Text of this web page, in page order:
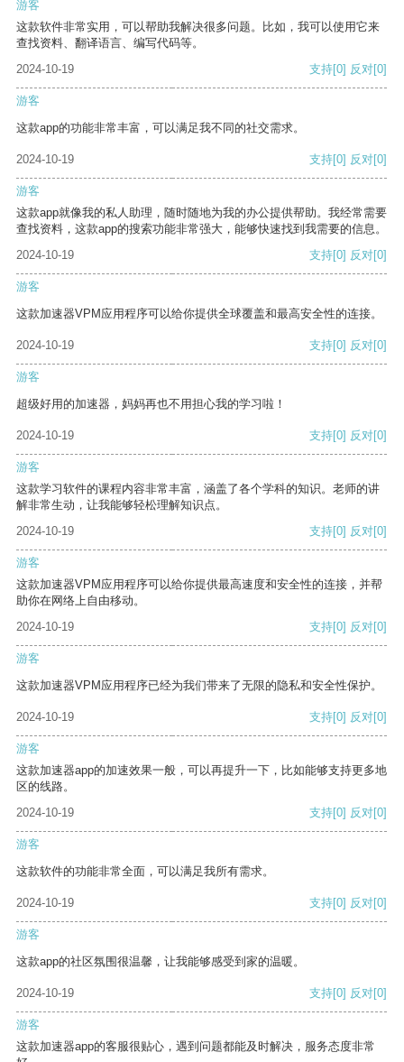
游客
这款软件非常实用，可以帮助我解决很多问题。比如，我可以使用它来
查找资料、翻译语言、编写代码等。
2024-10-19
支持[0] 反对[0]
游客
这款app的功能非常丰富，可以满足我不同的社交需求。
2024-10-19 支持[0] 反对[0]
游客
这款app就像我的私人助理，随时随地为我的办公提供帮助。我经常需要
查找资料，这款app的搜索功能非常强大，能够快速找到我需要的信息。
2024-10-19
支持[0] 反对[0]
游客
这款加速器VPM应用程序可以给你提供全球覆盖和最高安全性的连接。
2024-10-19 支持[0] 反对[0]
游客
超级好用的加速器，妈妈再也不用担心我的学习啦！
2024-10-19 支持[0] 反对[0]
游客
这款学习软件的课程内容非常丰富，涵盖了各个学科的知识。老师的讲
解非常生动，让我能够轻松理解知识点。
2024-10-19
支持[0] 反对[0]
游客
这款加速器VPM应用程序可以给你提供最高速度和安全性的连接，并帮
助你在网络上自由移动。
2024-10-19
支持[0] 反对[0]
游客
这款加速器VPM应用程序已经为我们带来了无限的隐私和安全性保护。
2024-10-19 支持[0] 反对[0]
游客
这款加速器app的加速效果一般，可以再提升一下，比如能够支持更多地
区的线路。
2024-10-19
支持[0] 反对[0]
游客
这款软件的功能非常全面，可以满足我所有需求。
2024-10-19 支持[0] 反对[0]
游客
这款app的社区氛围很温馨，让我能够感受到家的温暖。
2024-10-19 支持[0] 反对[0]
游客
这款加速器app的客服很贴心，遇到问题都能及时解决，服务态度非常